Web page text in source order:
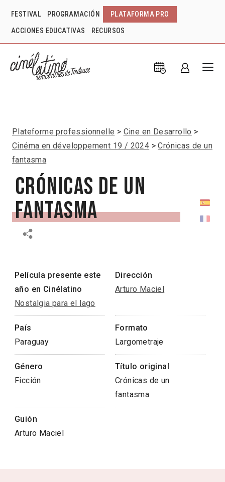
FESTIVAL PROGRAMACIÓN PLATAFORMA PRO
ACCIONES EDUCATIVAS RECURSOS
Plateforme professionnelle
Cine en Desarrollo
Cinéma en développement 19 / 2024
Crónicas de un
fantasma
Crónicas de un
fantasma
Película presente este
año en Cinélatino
Nostalgia para el lago
Dirección
Arturo Maciel
País
Paraguay
Formato
Largometraje
Género
Ficción
Título original
Crónicas de un
fantasma
Guión
Arturo Maciel